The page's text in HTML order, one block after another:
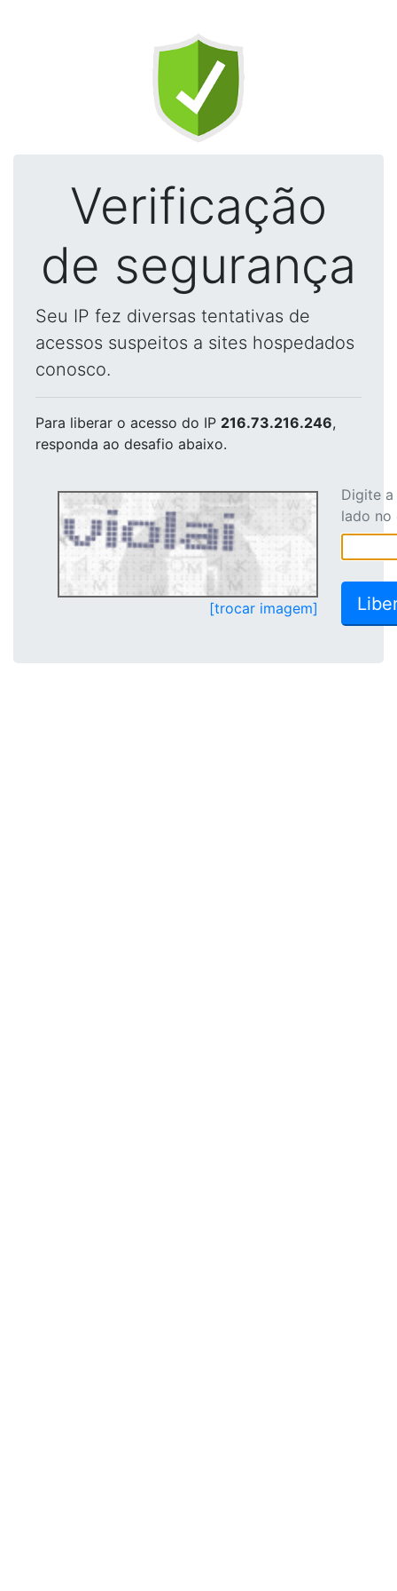
Verificação
de segurança
Seu IP fez diversas tentativas de
acessos suspeitos a sites hospedados
conosco.
Para liberar o acesso do IP 216.73.216.246,
responda ao desafio abaixo.
[trocar imagem]
Digite
lado no